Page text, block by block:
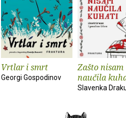
Vrtlar i smrt
Georgi Gospodinov
Zašto nisam
naučila
Slavenka